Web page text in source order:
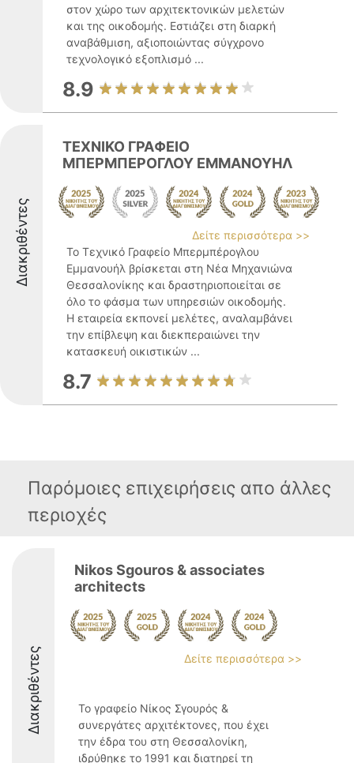
στον χώρο των αρχιτεκτονικών μελετών
και της οικοδομής. Εστιάζει στη διαρκή
αναβάθμιση, αξιοποιώντας σύγχρονο
τεχνολογικό εξοπλισμό ...
8.9
Διακριθέντες
TEXNIKO ΓΡΑΦΕΙΟ
ΜΠΕΡΜΠΕΡΟΓΛΟΥ ΕΜΜΑΝΟΥΗΛ
Δείτε περισσότερα >>
Το Τεχνικό Γραφείο Μπερμπέρογλου
Εμμανουήλ βρίσκεται στη Νέα Μηχανιώνα
Θεσσαλονίκης και δραστηριοποιείται σε
όλο το φάσμα των υπηρεσιών οικοδομής.
Η εταιρεία εκπονεί μελέτες, αναλαμβάνει
την επίβλεψη και διεκπεραιώνει την
κατασκευή οικιστικών ...
8.7
Παρόμοιες επιχειρήσεις απο άλλες
περιοχές
Διακριθέντες
Nikos Sgouros & associates
architects
Δείτε περισσότερα >>
Το γραφείο Νίκος Σγουρός &
συνεργάτες αρχιτέκτονες, που έχει
την έδρα του στη Θεσσαλονίκη,
ιδρύθηκε το 1991 και διατηρεί τη